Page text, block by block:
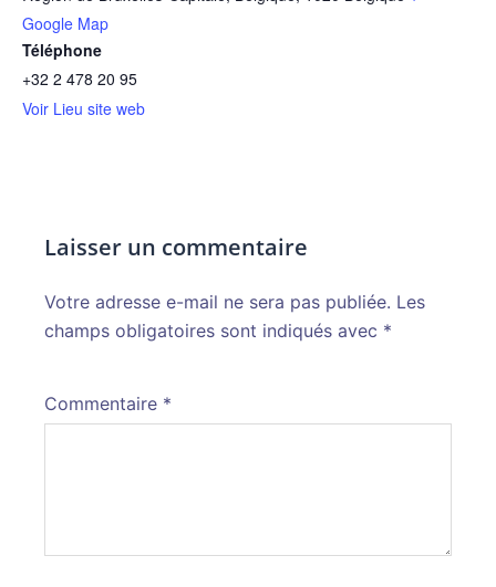
Google Map
Téléphone
+32 2 478 20 95
Voir Lieu site web
Laisser un commentaire
Votre adresse e-mail ne sera pas publiée. Les
champs obligatoires sont indiqués avec *
Commentaire *
Alternative: